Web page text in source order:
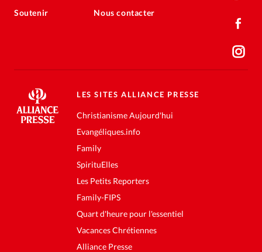
Soutenir Nous contacter
LES SITES ALLIANCE PRESSE
Christianisme Aujourd'hui
Evangéliques.info
Family
SpirituElles
Les Petits Reporters
Family-FIPS
Quart d'heure pour l'essentiel
Vacances Chrétiennes
Alliance Presse